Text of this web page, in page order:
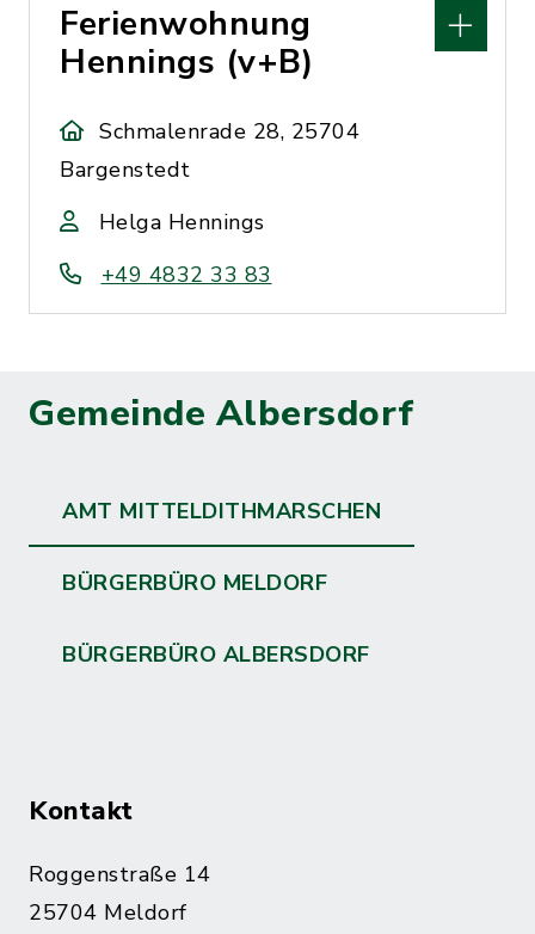
Ferienwohnung
Hennings (v+B)
Schmalenrade 28, 25704
Bargenstedt
Helga Hennings
+49 4832 33 83
Gemeinde Albersdorf
AMT MITTELDITHMARSCHEN
BÜRGERBÜRO MELDORF
BÜRGERBÜRO ALBERSDORF
Kontakt
Roggenstraße 14
25704 Meldorf